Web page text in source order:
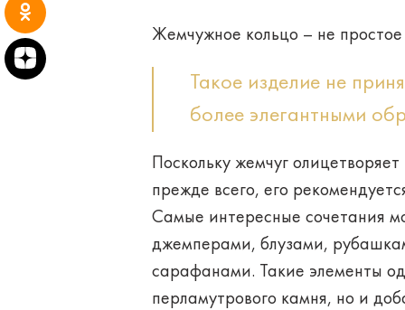
Жемчужное кольцо – не
Такое изделие не
более элегантными
Поскольку жемчуг
прежде всего, его
Самые интересные сочетания
джемперами, блузами,
сарафанами. Такие элементы
перламутрового камня, но и